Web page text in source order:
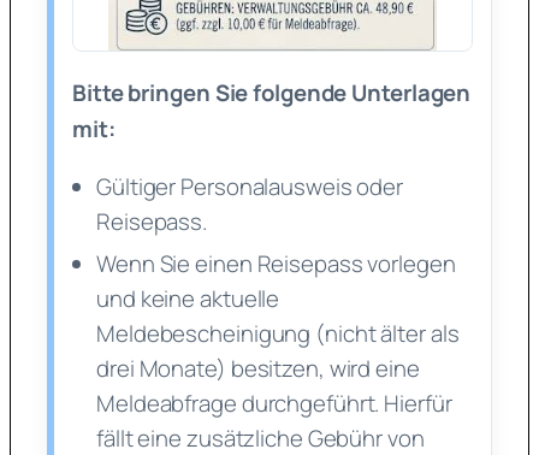
Bitte bringen Sie folgende Unterlagen
mit:
Gültiger Personalausweis oder
Reisepass.
Wenn Sie einen Reisepass vorlegen
und keine aktuelle
Meldebescheinigung (nicht älter als
drei Monate) besitzen, wird eine
Meldeabfrage durchgeführt. Hierfür
fällt eine zusätzliche Gebühr von